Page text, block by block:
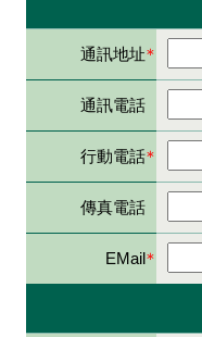
＊
通訊地址
通訊電話
＊
行動電話
傳真電話
＊
EMail